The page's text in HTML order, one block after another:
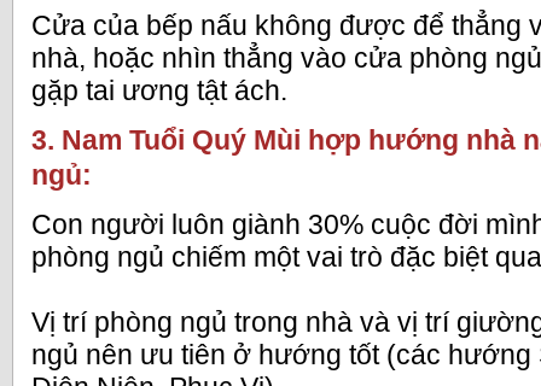
Cửa của bếp nấu không được để thẳng
nhà, hoặc nhìn thẳng vào cửa phòng
gặp tai ương tật ách.
3. Nam Tuổi Quý Mùi hợp hướng nhà
ngủ:
Con người luôn giành 30% cuộc đời
phòng ngủ chiếm một vai trò đặc biệt
Vị trí phòng ngủ trong nhà và vị trí
ngủ nên ưu tiên ở hướng tốt (các hướng